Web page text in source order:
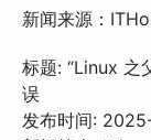
新闻来源：
标题: “Linux 之
误
发布时间: